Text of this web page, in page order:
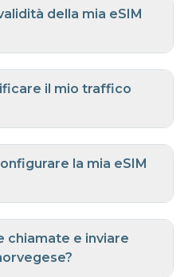
della mia eSIM
il mio traffico
la mia eSIM
chiamate e inviare